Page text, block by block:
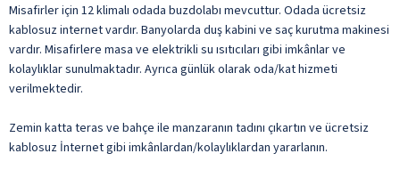
Misafirler için 12 klimalı odada buzdolabı mevcuttur. Odada ücretsiz
kablosuz internet vardır. Banyolarda duş kabini ve saç kurutma makinesi
vardır. Misafirlere masa ve elektrikli su ısıtıcıları gibi imkânlar ve
kolaylıklar sunulmaktadır. Ayrıca günlük olarak oda/kat hizmeti
verilmektedir.
Zemin katta teras ve bahçe ile manzaranın tadını çıkartın ve ücretsiz
kablosuz İnternet gibi imkânlardan/kolaylıklardan yararlanın.